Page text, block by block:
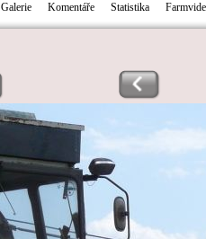
Galerie Komentáře Statistika